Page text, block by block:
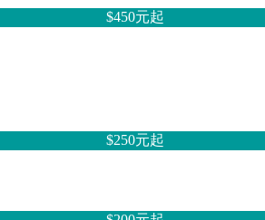
$450元起
$250元起